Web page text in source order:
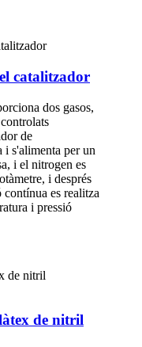
catalitzador
dos gasos,
de
i s'alimenta per un
i el nitrogen es
i després
contínua es realitza
i pressió
de nitril